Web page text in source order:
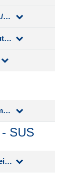
Noções Básicas de Word e Excel (T01/2026)
Rotinas Hemoterápicas (T012025) - autoinstrucional
Introdução à Política Nacional de Humanização - PNH (T03/2026)
SUS
Princípios e Diretrizes do SUS: Conceitos e Fundamentos - PDS (T03/2026)